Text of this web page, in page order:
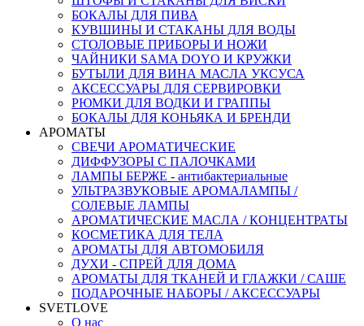
БОКАЛЫ ДЛЯ ПИВА
КУВШИНЫ И СТАКАНЫ ДЛЯ ВОДЫ
СТОЛОВЫЕ ПРИБОРЫ И НОЖИ
ЧАЙНИКИ SAMA DOYO И КРУЖКИ
БУТЫЛИ ДЛЯ ВИНА МАСЛА УКСУСА
АКСЕССУАРЫ ДЛЯ СЕРВИРОВКИ
РЮМКИ ДЛЯ ВОДКИ И ГРАППЫ
БОКАЛЫ ДЛЯ КОНЬЯКА И БРЕНДИ
АРОМАТЫ
СВЕЧИ АРОМАТИЧЕСКИЕ
ДИФФУЗОРЫ С ПАЛОЧКАМИ
ЛАМПЫ БЕРЖЕ - антибактериальные
УЛЬТРАЗВУКОВЫЕ АРОМАЛАМПЫ /
СОЛЕВЫЕ ЛАМПЫ
АРОМАТИЧЕСКИЕ МАСЛА / КОНЦЕНТРАТЫ
КОСМЕТИКА ДЛЯ ТЕЛА
АРОМАТЫ ДЛЯ АВТОМОБИЛЯ
ДУХИ - СПРЕЙ ДЛЯ ДОМА
АРОМАТЫ ДЛЯ ТКАНЕЙ И ГЛАЖКИ / САШЕ
ПОДАРОЧНЫЕ НАБОРЫ / АКСЕССУАРЫ
SVETLOVE
О нас